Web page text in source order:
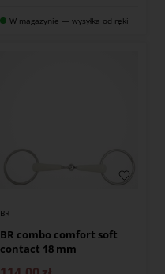
W magazynie — wysyłka od ręki
BR
BR combo comfort soft
contact 18 mm